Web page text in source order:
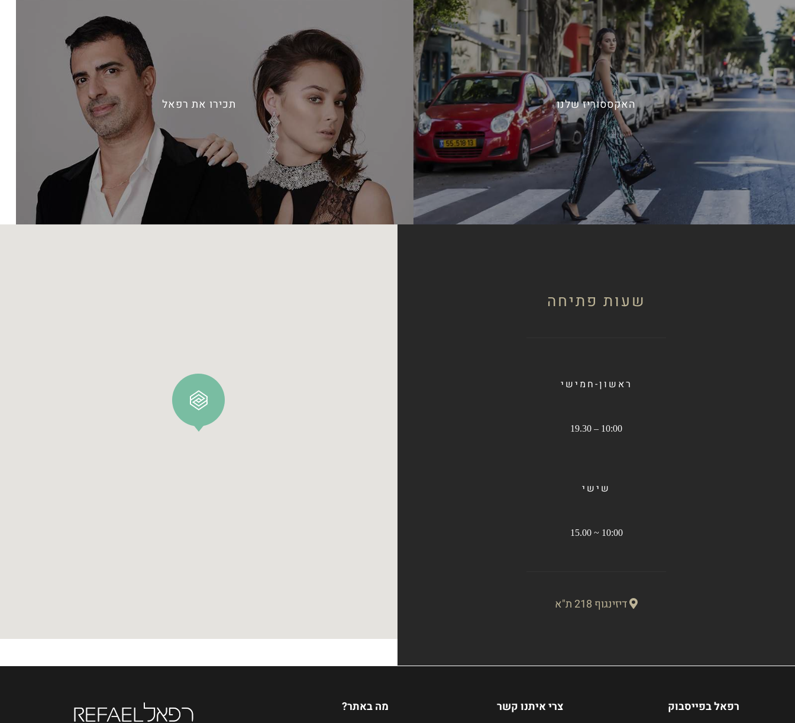
האקססוריז שלנו תכירו את רפאל
שעות פתיחה
ראשון-חמישי
10:00 – 19.30
שישי
10:00 ~ 15.00
דיזינגוף 218 ת"א
רפאל בפייסבוק צרי איתנו קשר מה באתר?